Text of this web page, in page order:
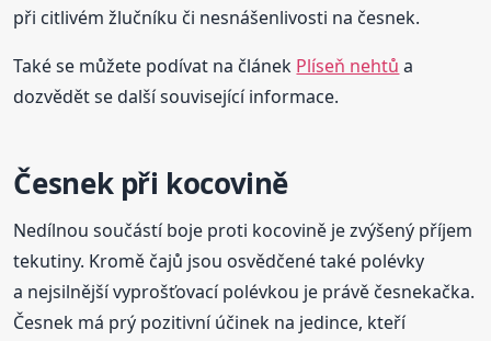
při citlivém žlučníku či nesnášenlivosti na česnek.
Také se můžete podívat na článek Plíseň nehtů a
dozvědět se další související informace.
Česnek při kocovině
Nedílnou součástí boje proti kocovině je zvýšený příjem
tekutiny. Kromě čajů jsou osvědčené také polévky
a nejsilnější vyprošťovací polévkou je právě česnekačka.
Česnek má prý pozitivní účinek na jedince, kteří